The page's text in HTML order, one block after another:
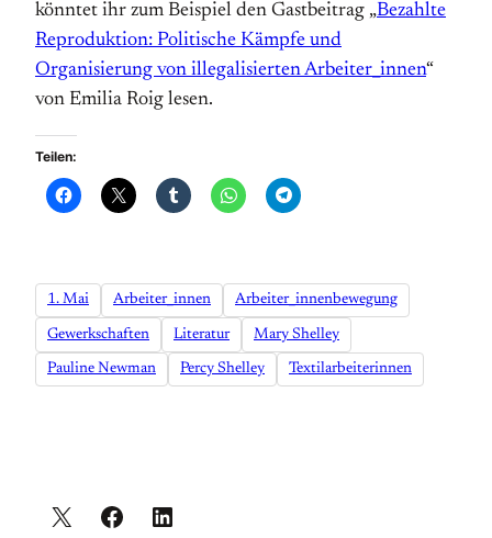
könntet ihr zum Beispiel den Gastbeitrag „Bezahlte
Reproduktion: Politische Kämpfe und
Organisierung von illegalisierten Arbeiter_innen“
von Emilia Roig lesen.
Teilen:
1. Mai Arbeiter_innen Arbeiter_innenbewegung
Gewerkschaften Literatur Mary Shelley
Pauline Newman Percy Shelley Textilarbeiterinnen